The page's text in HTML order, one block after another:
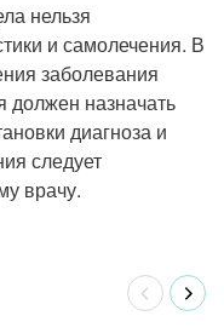
нельзя
и самолечения. В
заболевания
должен назначать
диагноза и
следует
врачу.